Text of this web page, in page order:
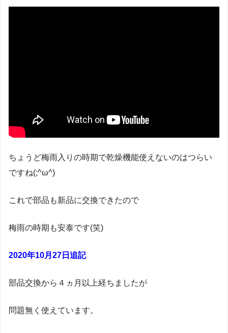
ちょうど梅雨入りの時期で乾燥機能使えないのはつらい
ですね(;^ω^)
これで部品も新品に交換できたので
梅雨の時期も安泰です(笑)
2020年10月27日追記
部品交換から４ヵ月以上経ちましたが
問題無く使えています。